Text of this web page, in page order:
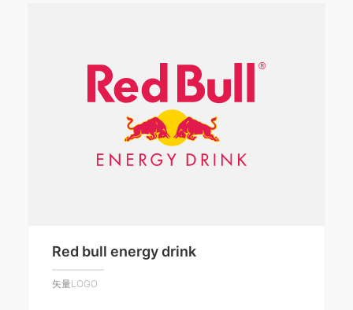
Red bull energy drink
矢量LOGO